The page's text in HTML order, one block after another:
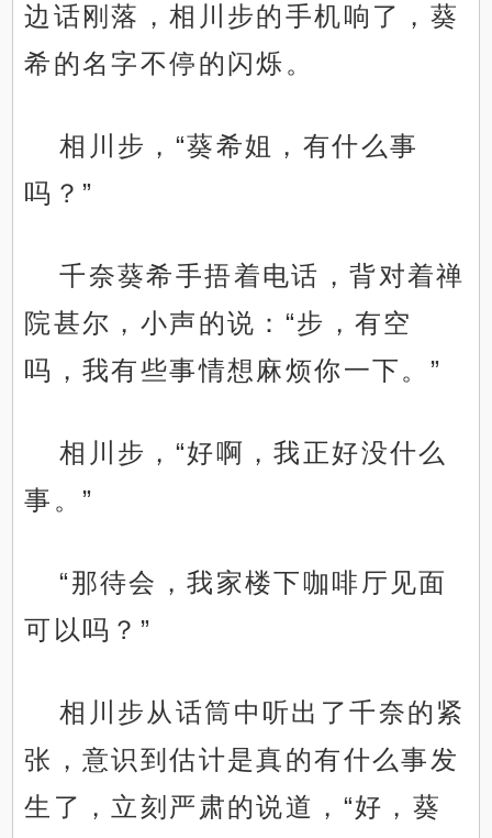
边话刚落，相川步的手机响了，葵
希的名字不停的闪烁。
相川步，“葵希姐，有什么事
吗？”
千奈葵希手捂着电话，背对着禅
院甚尔，小声的说：“步，有空
吗，我有些事情想麻烦你一下。”
相川步，“好啊，我正好没什么
事。”
“那待会，我家楼下咖啡厅见面
可以吗？”
相川步从话筒中听出了千奈的紧
张，意识到估计是真的有什么事发
生了，立刻严肃的说道，“好，葵